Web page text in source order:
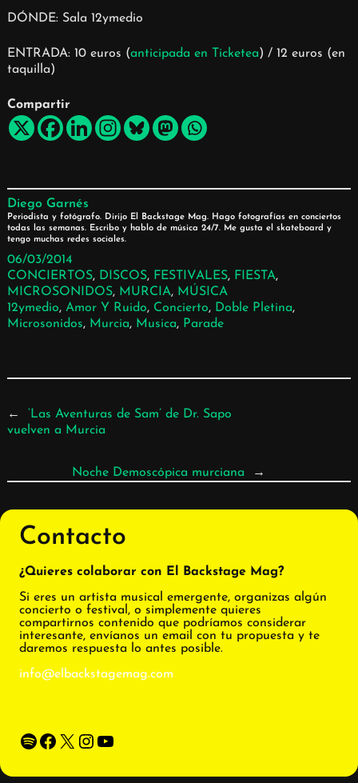
DÓNDE: Sala 12ymedio
ENTRADA: 10 euros (anticipada en Ticketea) / 12 euros (en
taquilla)
Compartir
Diego Garnés
Periodista y fotógrafo. Dirijo El Backstage Mag. Hago fotografías en conciertos
todas las semanas. Escribo y hablo de música 24/7. Me gusta el skateboard y
tengo muchas redes sociales.
06/03/2014
CONCIERTOS, DISCOS, FESTIVALES, FIESTA,
MICROSONIDOS, MURCIA, MÚSICA
12ymedio, Amor Y Ruido, Concierto, Doble Pletina ,
Microsonidos, Murcia, Musica, Parade
←
‘Las Aventuras de Sam’ de Dr. Sapo
vuelven a Murcia
Noche Demoscópica murciana →
Contacto
¿Quieres colaborar con El Backstage Mag?
Si eres un artista musical emergente, organizas algún
concierto o festival, o simplemente quieres
compartirnos contenido que podríamos considerar
interesante, envíanos un email con tu propuesta y te
daremos respuesta lo antes posible.
info@elbackstagemag.com
Spotify Facebook X Instagram YouTube